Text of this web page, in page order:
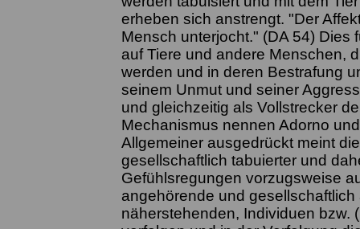
erheben sich anstrengt. "Der
Mensch unterjocht." (DA 54) Dies
auf Tiere und andere Menschen,
werden und in deren Bestrafung
seinem Unmut und seiner
und gleichzeitig als Vollstrecker
Mechanismus nennen Adorno
Allgemeiner ausgedrückt meint
gesellschaftlich tabuierter und
Gefühlsregungen vorzugsweise
angehörende und
näherstehenden, Individuen bzw.